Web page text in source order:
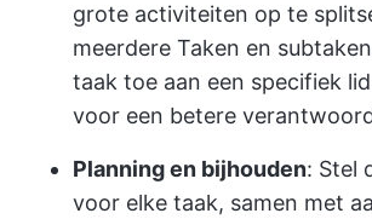
grote activiteiten op te
meerdere Taken en
taak toe aan een specifiek
voor een betere
Planning en bijhouden: Stel
voor elke taak, samen met